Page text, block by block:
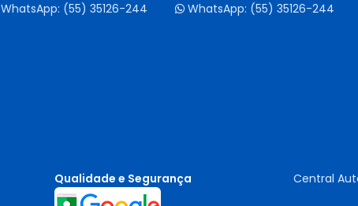
WhatsApp: (55) 35126-244
WhatsApp: (55) 35126-244
Qualidade e Segurança Central